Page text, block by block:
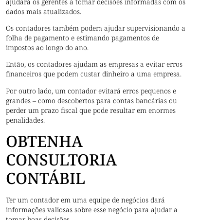
dados mais atualizados.
Os contadores também podem ajudar supervisionando a
folha de pagamento e estimando pagamentos de
impostos ao longo do ano.
Então, os contadores ajudam as empresas a evitar erros
financeiros que podem custar dinheiro a uma empresa.
Por outro lado, um contador evitará erros pequenos e
grandes – como descobertos para contas bancárias ou
perder um prazo fiscal que pode resultar em enormes
penalidades.
OBTENHA
CONSULTORIA
CONTÁBIL
Ter um contador em uma equipe de negócios dará
informações valiosas sobre esse negócio para ajudar a